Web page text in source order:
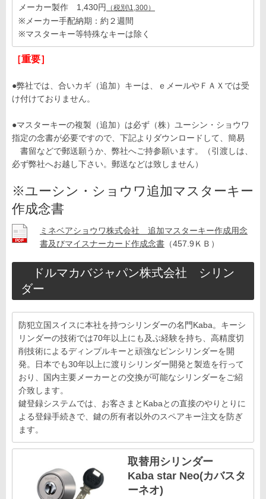
メーカー製作 1,430円 （税別\1,300）
※メーカー手配納期：約２週間
※マスターキー等特殊なキーは除く
［重要］
●弊社では、合いカギ（追加）キーは、ｅメールやＦＡＸでは受
け付けておりません。
●マスターキーの複製（追加）は必ず（株）ユーシン・ショウワ
指定の念書が必要ですので、下記よりダウンロードして、簡易
書留などで郵送願うか、弊社へご持参願います。（引渡しは、
必ず弊社へお越し下さい。郵送などは致しません）
※ユーシン・ショウワ追加マスターキー
作成念書
ミネベアショウワ株式会社 追加マスターキー作成用念
書及びマイスナーカード作成念書 （457.9ＫＢ）
ドルマカバジャパン株式会社 シリン
ダー
防犯立国スイスに本社を持つシリンダーの名門Kaba。キーシ
リンダーの技術では70年以上にも及ぶ経験を持ち、高精度切
削技術によるディンプルキーと頑強なピンシリンダーを開
発。日本でも30年以上に渡りシリンダー開発と製造を行って
おり、国内主要メーカーとの交換が可能なシリンダーをご紹
介致します。
鍵登録システムでは、お客さまとKabaとの直接のやりとりに
よる登録手続きで、鍵の所有者以外のスペアキー注文を防ぎ
ます。
取替用シリンダー
Kaba star Neo(カバスタ
ーネオ)